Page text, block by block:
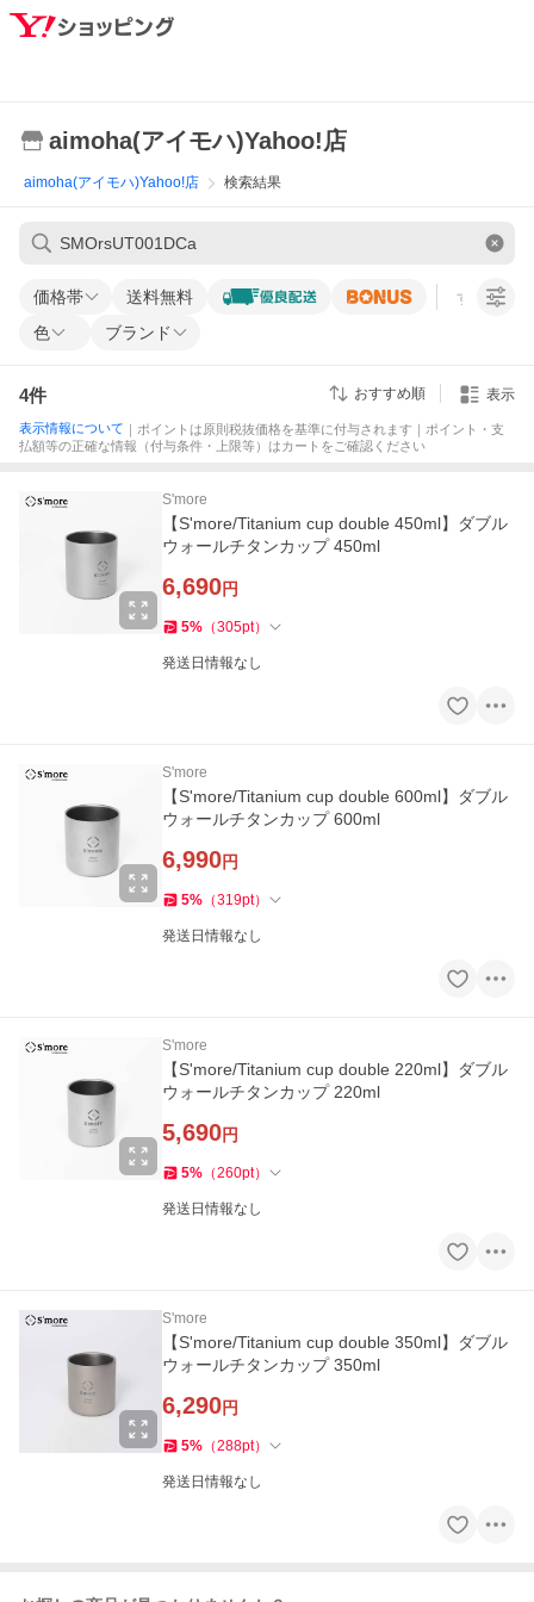
aimoha(アイモハ)Yahoo!店
aimoha(アイモハ)Yahoo!店 検索結果
価格帯 送料無料 すべての条
色 ブランド
4件 おすすめ順 表示
表示情報について ｜ポイントは原則税抜価格を基準に付与されます｜ポイント・支
払額等の正確な情報（付与条件・上限等）はカートをご確認ください
S'more
【S'more/Titanium cup double 450ml】ダブル
ウォールチタンカップ 450ml
6,690円
5% （305pt）
発送日情報なし
S'more
【S'more/Titanium cup double 600ml】ダブル
ウォールチタンカップ 600ml
6,990円
5% （319pt）
発送日情報なし
S'more
【S'more/Titanium cup double 220ml】ダブル
ウォールチタンカップ 220ml
5,690円
5% （260pt）
発送日情報なし
S'more
【S'more/Titanium cup double 350ml】ダブル
ウォールチタンカップ 350ml
6,290円
5% （288pt）
発送日情報なし